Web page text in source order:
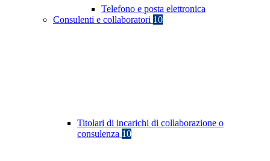
Telefono e posta elettronica
Consulenti e collaboratori 10
Titolari di incarichi di collaborazione o
consulenza 10